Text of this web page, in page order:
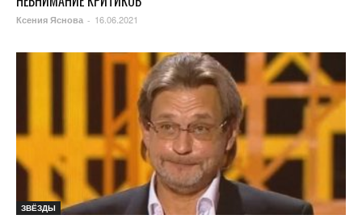
Ксения Яснова - 16.06.2021
ЗВЁЗДЫ